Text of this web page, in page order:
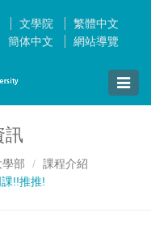
文學院
繁體中文
簡体中文 網站導覽
Toggle
訊
學部
課程介紹
!!推推!